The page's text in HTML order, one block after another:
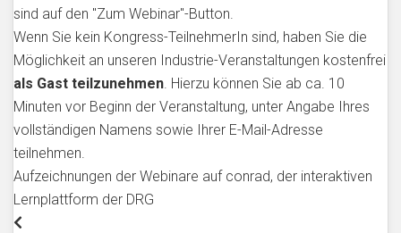
sind auf den "Zum Webinar"-Button.
Wenn Sie kein Kongress-TeilnehmerIn sind, haben Sie die
Möglichkeit an unseren Industrie-Veranstaltungen kostenfrei
als Gast teilzunehmen. Hierzu können Sie ab ca. 10
Minuten vor Beginn der Veranstaltung, unter Angabe Ihres
vollständigen Namens sowie Ihrer E-Mail-Adresse
teilnehmen.
Aufzeichnungen der Webinare auf conrad, der interaktiven
Lernplattform der DRG